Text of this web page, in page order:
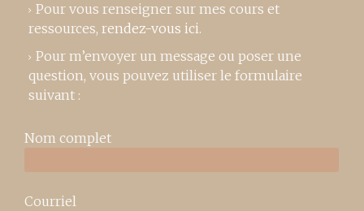
Pour vous renseigner sur mes cours et
ressources, rendez-vous ici.
Pour m’envoyer un message ou poser une
question, vous pouvez utiliser le formulaire
suivant :
Nom complet
Courriel